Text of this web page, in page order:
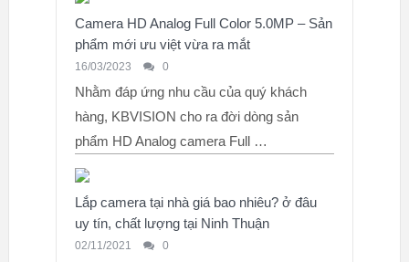
Camera HD Analog Full Color 5.0MP – Sản
phẩm mới ưu việt vừa ra mắt
16/03/2023 0
Nhằm đáp ứng nhu cầu của quý khách
hàng, KBVISION cho ra đời dòng sản
phẩm HD Analog camera Full …
Lắp camera tại nhà giá bao nhiêu? ở đâu
uy tín, chất lượng tại Ninh Thuận
02/11/2021 0